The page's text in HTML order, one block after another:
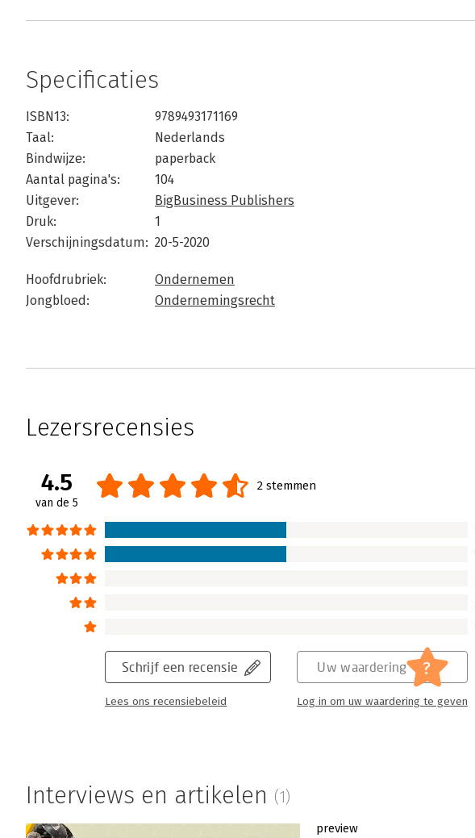
Specificaties
ISBN13:
9789493171169
Taal:
Nederlands
Bindwijze:
paperback
Aantal pagina's:
104
Uitgever:
BigBusiness Publishers
Druk:
1
Verschijningsdatum: 20-5-2020
Hoofdrubriek:
Ondernemen
Jongbloed:
Ondernemingsrecht
Lezersrecensies
4.5
van de 5
2 stemmen
Schrijf een recensie
Lees ons recensiebeleid
Uw waardering ?
Log in om uw waardering te geven
Interviews en artikelen (1)
preview